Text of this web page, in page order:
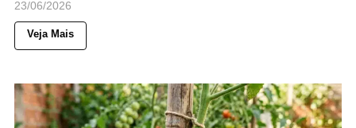
23/06/2026
Veja Mais